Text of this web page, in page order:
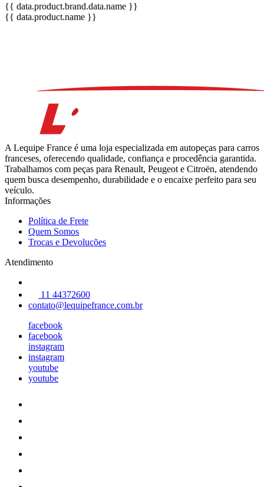
{{ data.product.brand.data.name }}
{{ data.product.name }}
A Lequipe France é uma loja especializada em autopeças para carros
franceses, oferecendo qualidade, confiança e procedência garantida.
Trabalhamos com peças para Renault, Peugeot e Citroën, atendendo
quem busca desempenho, durabilidade e o encaixe perfeito para seu
veículo.
Informações
Política de Frete
Quem Somos
Trocas e Devoluções
Atendimento
11 44372600
contato@lequipefrance.com.br
facebook
facebook
instagram
instagram
youtube
youtube